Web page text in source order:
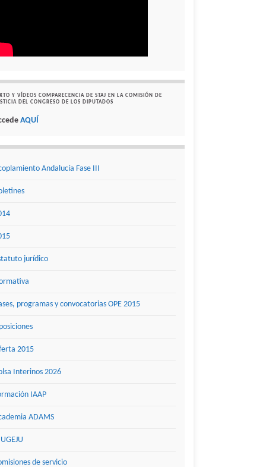
Y VÍDEOS COMPARECENCIA DE STAJ EN LA COMISIÓN DE
DEL CONGRESO DE LOS DIPUTADOS
AQUÍ
Andalucía Fase III
jurídico
programas y convocatorias OPE 2015
2015
Interinos 2026
IAAP
ADAMS
de servicio